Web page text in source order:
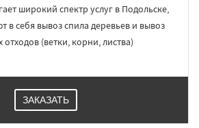
широкий спектр услуг в Подольске,
в себя вывоз спила деревьев и вывоз
отходов (ветки, корни, листва)
ЗАКАЗАТЬ